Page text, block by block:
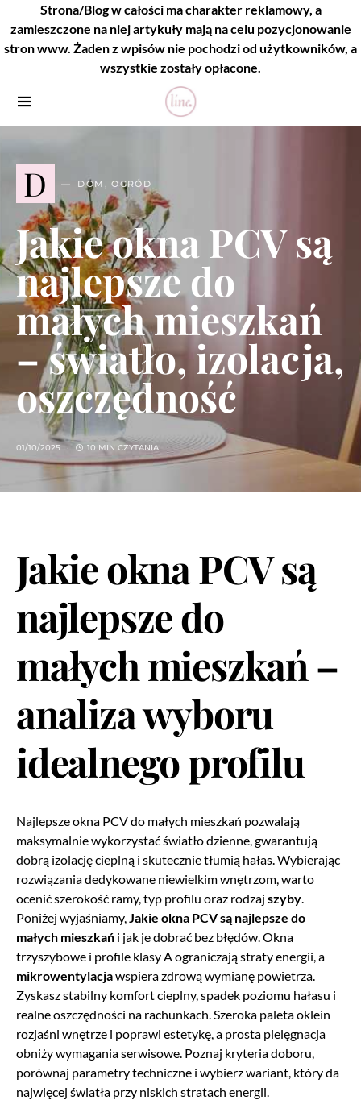
Strona/Blog w całości ma charakter reklamowy, a
zamieszczone na niej artykuły mają na celu pozycjonowanie
stron www. Żaden z wpisów nie pochodzi od użytkowników, a
wszystkie zostały opłacone.
D DOM, OGRÓD
Jakie okna PCV są
najlepsze do
małych mieszkań
– światło, izolacja,
oszczędność
01/10/2025 10 MIN CZYTANIA
Jakie okna PCV są
najlepsze do
małych mieszkań–
analiza wyboru
idealnego profilu
Najlepsze okna PCV do małych mieszkań pozwalają
maksymalnie wykorzystać światło dzienne, gwarantują
dobrą izolację cieplną i skutecznie tłumią hałas. Wybierając
rozwiązania dedykowane niewielkim wnętrzom, warto
ocenić szerokość ramy, typ profilu oraz rodzaj szyby.
Poniżej wyjaśniamy,Jakie okna PCV są najlepsze do
małych mieszkań i jak je dobrać bez błędów. Okna
trzyszybowe i profile klasy A ograniczają straty energii, a
mikrowentylacjawspiera zdrową wymianę powietrza.
Zyskasz stabilny komfort cieplny, spadek poziomu hałasu i
realne oszczędności na rachunkach. Szeroka paleta oklein
rozjaśni wnętrze i poprawi estetykę, a prosta pielęgnacja
obniży wymagania serwisowe. Poznaj kryteria doboru,
porównaj parametry techniczne i wybierz wariant, który da
najwięcej światła przy niskich stratach energii.